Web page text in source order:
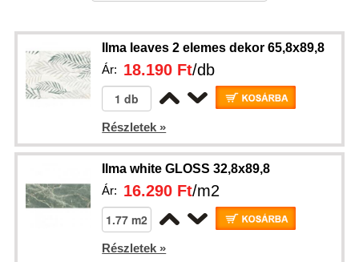
Ilma leaves 2 elemes dekor 65,8x89,8
Ár: 18.190 Ft/db
Részletek »
Ilma white GLOSS 32,8x89,8
Ár: 16.290 Ft/m2
Részletek »